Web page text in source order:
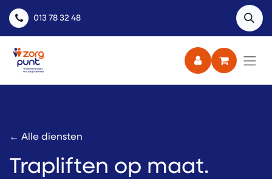
013 78 32 48
← Alle diensten
Trapliften op maat.